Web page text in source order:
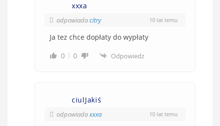
xxxa
odpowiadacitry 10 lat temu
Ja tez chce dopłaty do wypłaty
0
0 Odpowiedz
ciulJakiś
odpowiadaxxxa 10 lat temu